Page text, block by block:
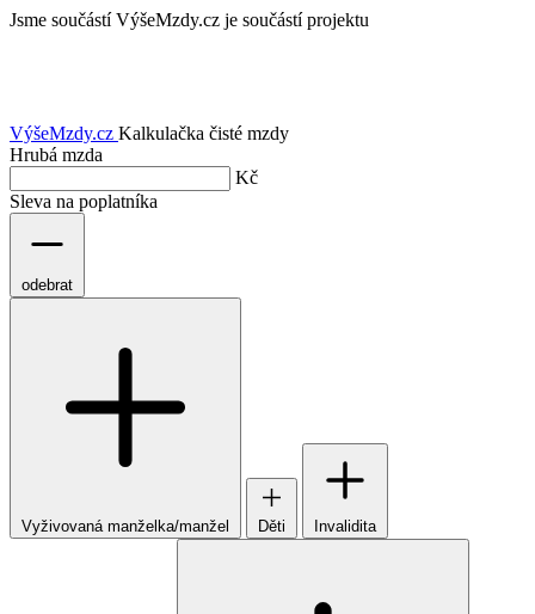
Jsme součástí VýšeMzdy.cz je součástí projektu
VýšeMzdy.cz Kalkulačka čisté mzdy
Hrubá mzda
Kč
Sleva na poplatníka
odebrat
Vyživovaná manželka/manžel Děti Invalidita